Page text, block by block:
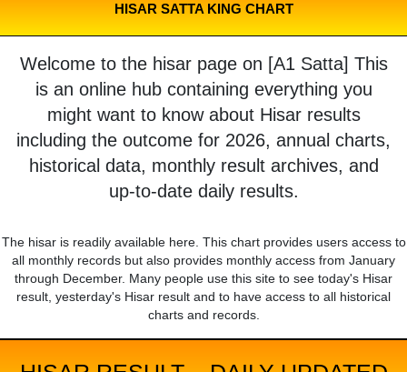
HISAR SATTA KING CHART
Welcome to the hisar page on [A1 Satta] This
is an online hub containing everything you
might want to know about Hisar results
including the outcome for 2026, annual charts,
historical data, monthly result archives, and
up-to-date daily results.
The hisar is readily available here. This chart provides users access to
all monthly records but also provides monthly access from January
through December. Many people use this site to see today's Hisar
result, yesterday's Hisar result and to have access to all historical
charts and records.